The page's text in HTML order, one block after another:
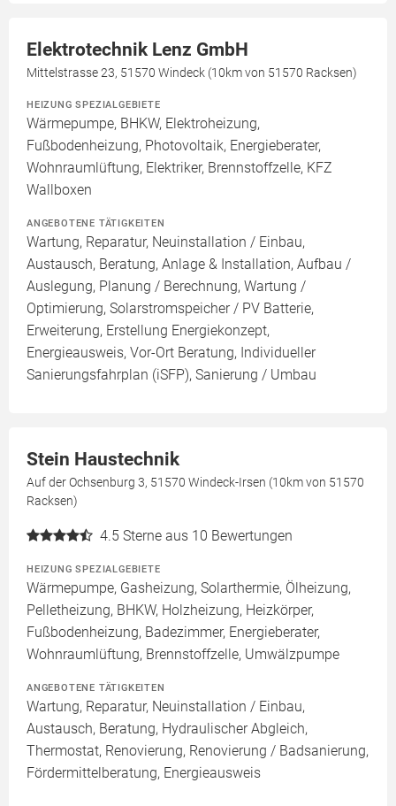
Elektrotechnik Lenz GmbH
Mittelstrasse 23, 51570 Windeck (10km von 51570 Racksen)
HEIZUNG SPEZIALGEBIETE
Wärmepumpe, BHKW, Elektroheizung,
Fußbodenheizung, Photovoltaik, Energieberater,
Wohnraumlüftung, Elektriker, Brennstoffzelle, KFZ
Wallboxen
ANGEBOTENE TÄTIGKEITEN
Wartung, Reparatur, Neuinstallation / Einbau,
Austausch, Beratung, Anlage & Installation, Aufbau /
Auslegung, Planung / Berechnung, Wartung /
Optimierung, Solarstromspeicher / PV Batterie,
Erweiterung, Erstellung Energiekonzept,
Energieausweis, Vor-Ort Beratung, Individueller
Sanierungsfahrplan (iSFP), Sanierung / Umbau
Stein Haustechnik
Auf der Ochsenburg 3, 51570 Windeck-Irsen (10km von 51570
Racksen)
4.5 Sterne aus 10 Bewertungen
HEIZUNG SPEZIALGEBIETE
Wärmepumpe, Gasheizung, Solarthermie, Ölheizung,
Pelletheizung, BHKW, Holzheizung, Heizkörper,
Fußbodenheizung, Badezimmer, Energieberater,
Wohnraumlüftung, Brennstoffzelle, Umwälzpumpe
ANGEBOTENE TÄTIGKEITEN
Wartung, Reparatur, Neuinstallation / Einbau,
Austausch, Beratung, Hydraulischer Abgleich,
Thermostat, Renovierung, Renovierung / Badsanierung,
Fördermittelberatung, Energieausweis